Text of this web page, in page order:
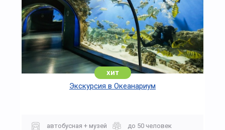
хит
Экскурсия в Океанариум
автобусная + музей
до 50 человек